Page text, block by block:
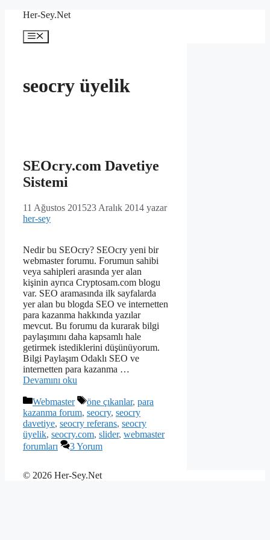
İçeriğeHer-Sey.Net
Menü
seocry üyelik
SEOcry.com Davetiye
Sistemi
11 Ağustos 201523 Aralık 2014 yazar
her-sey
Nedir bu SEOcry? SEOcry yeni bir
webmaster forumu. Forumun sahibi
veya sahipleri arasında yer alan
kişinin ayrıca Cryptosam.com blogu
var. SEO aramasında ilk sayfalarda
yer alan bu blogda SEO ve internetten
para kazanma hakkında yazılar
mevcut. Bu forumu da kurarak bilgi
paylaşımını daha kapsamlı hale
getirmek istediklerini düşünüyorum.
Bilgi Paylaşım Odaklı SEO ve
internetten para kazanma …
Devamını oku
Kategoriler
Webmaster Etiketler
öne çıkanlar, para
kazanma forum, seocry, seocry
davetiye, seocry referans, seocry
üyelik, seocry.com, slider, webmaster
forumları
3 Yorum
© 2026 Her-Sey.Net